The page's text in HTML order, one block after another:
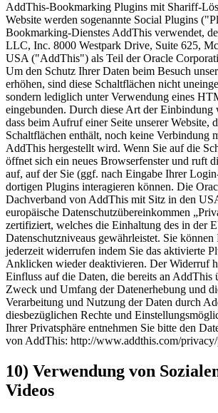
AddThis-Bookmarking Plugins mit Shariff-
Website werden sogenannte Social Plugins
Bookmarking-Dienstes AddThis verwendet,
LLC, Inc. 8000 Westpark Drive, Suite 625,
USA ("AddThis") als Teil der Oracle
Um den Schutz Ihrer Daten beim Besuch
erhöhen, sind diese Schaltflächen nicht
sondern lediglich unter Verwendung eines
eingebunden. Durch diese Art der Einbindung
dass beim Aufruf einer Seite unserer Website,
Schaltflächen enthält, noch keine Verbindung
AddThis hergestellt wird. Wenn Sie auf die
öffnet sich ein neues Browserfenster und ruft
auf, auf der Sie (ggf. nach Eingabe Ihrer
dortigen Plugins interagieren können. Die
Dachverband von AddThis mit Sitz in den
europäische Datenschutzübereinkommen
zertifiziert, welches die Einhaltung des in der
Datenschutzniveaus gewährleistet. Sie
jederzeit widerrufen indem Sie das aktivierte
Anklicken wieder deaktivieren. Der Widerruf
Einfluss auf die Daten, die bereits an AddThis
Zweck und Umfang der Datenerhebung und
Verarbeitung und Nutzung der Daten durch
diesbezüglichen Rechte und
Ihrer Privatsphäre entnehmen Sie bitte den
von AddThis: http://www.addthis.com/
10) Verwendung von
Videos